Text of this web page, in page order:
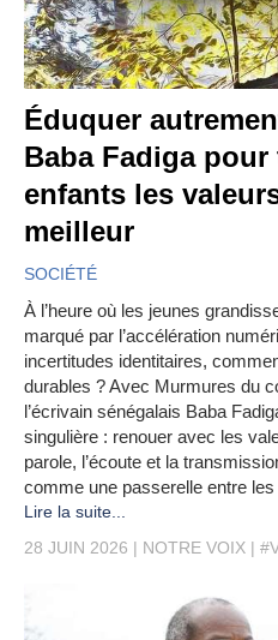
Éduquer
Baba Fadiga
enfants les
meilleur
SOCIÉTÉ
À l’heure où les jeunes
marqué par l’accélération
incertitudes identitaires,
durables ? Avec Murmures du
l’écrivain sénégalais Baba
singulière : renouer avec les
parole, l’écoute et la
comme une passerelle entre
Lire la suite...
28 JUIN 2026
NOTRE VOIX